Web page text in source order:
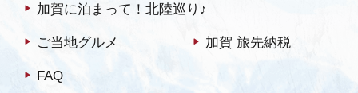
加賀に泊まって！北陸巡り♪
ご当地グルメ 加賀 旅先納税
FAQ